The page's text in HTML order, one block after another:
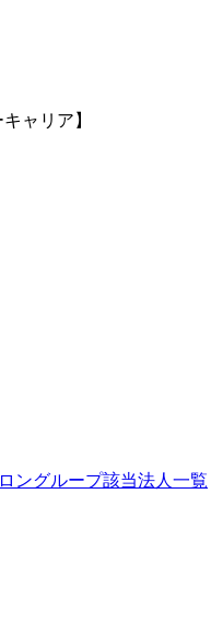
ャリア】
ングループ該当法人一覧